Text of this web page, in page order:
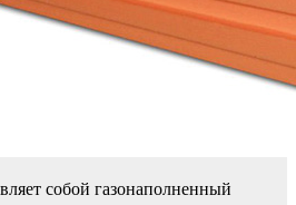
собой газонаполненный